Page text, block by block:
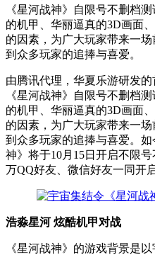
《星河战神》自限号不删档
的机甲、华丽逼真的3D画面
的因素，为广大玩家带来一
到众多玩家的追捧与喜爱。
由腾讯代理，华夏乐游研发
《星河战神》自限号不删档
的机甲、华丽逼真的3D画面
的因素，为广大玩家带来一
到众多玩家的追捧与喜爱。
神》将于10月15日开启不限
万QQ好友、微信好友一同开
浩淼星河 炫酷机甲对战
《星河战神》的游戏背景是